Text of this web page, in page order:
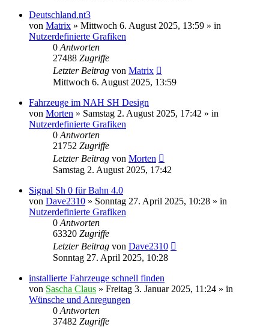
Deutschland.nt3
von Matrix » Mittwoch 6. August 2025, 13:59 » in
Nutzerdefinierte Grafiken
0 Antworten
27488 Zugriffe
Letzter Beitrag von Matrix
Mittwoch 6. August 2025, 13:59
Fahrzeuge im NAH SH Design
von Morten » Samstag 2. August 2025, 17:42 » in
Nutzerdefinierte Grafiken
0 Antworten
21752 Zugriffe
Letzter Beitrag von Morten
Samstag 2. August 2025, 17:42
Signal Sh 0 für Bahn 4.0
von Dave2310 » Sonntag 27. April 2025, 10:28 » in
Nutzerdefinierte Grafiken
0 Antworten
63320 Zugriffe
Letzter Beitrag von Dave2310
Sonntag 27. April 2025, 10:28
installierte Fahrzeuge schnell finden
von Sascha Claus » Freitag 3. Januar 2025, 11:24 » in
Wünsche und Anregungen
0 Antworten
37482 Zugriffe